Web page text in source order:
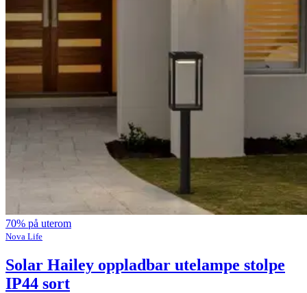
70% på uterom
Nova Life
Solar Hailey oppladbar utelampe stolpe
IP44 sort